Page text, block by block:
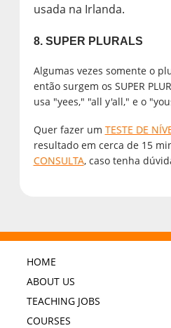
usada na Irlanda.
8. SUPER PLURALS
Algumas vezes somente o
então surgem os SUPER
usa "yees," "all y'all," e o
Quer fazer um TESTE DE
resultado em cerca de 15
CONSULTA, caso tenha
HOME
ABOUT US
TEACHING JOBS
COURSES